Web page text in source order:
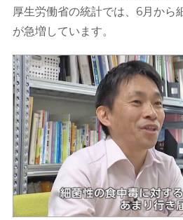
厚生労働省の統計では、6月から
が急増しています。